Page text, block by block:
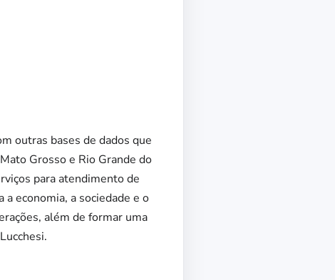
outras bases de dados que
Grosso e Rio Grande do
para atendimento de
economia, a sociedade e o
além de formar uma